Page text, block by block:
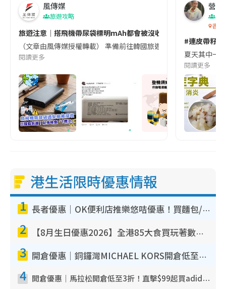
風傳媒
旅遊攻略
旅遊注意｜搭飛機帶尿袋標明mAh都會被沒收😱出發前切記檢查
（文章由風傳媒授權轉載） 準備前往韓國旅遊的民眾，近期要
閱讀更多
營養
香港
#連皮帶籽
夏天其中一
閱讀更多
港生活限時優惠情報
1 長者優惠｜OK便利店推樂悠咭優惠！買麵包/牛奶/保健品拍卡即減
2 【8月生日優惠2026】全港85大食買玩著數攻略 自助餐/火鍋放題同行免費＋誠品/DONKI送現金券
3 開倉優惠｜銅鑼灣MICHAEL KORS開倉低至17折！直擊$500起買手袋/銀包/鞋款 必買經典Jet Set系列
4 開倉優惠｜馬拉松開倉低至3折！直擊$99起買adidas／New Balance／Puma鞋款 STANLEY保溫杯劈價至$119起